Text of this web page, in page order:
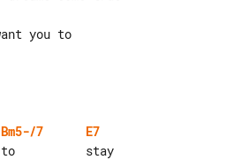
Bm5-/7
E7